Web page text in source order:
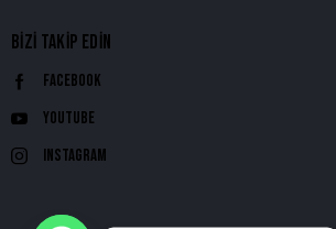
BIZI TAKIP EDIN
Facebook
Youtube
Instagram